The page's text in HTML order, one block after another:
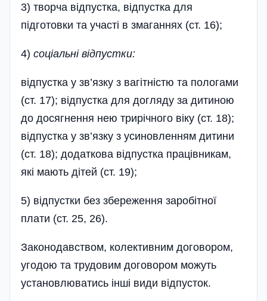
3) творча відпустка, відпустка для
підготовки та участі в змаганнях (ст. 16);
4) соціальні відпустки:
відпустка у зв’язку з вагітністю та пологами
(ст. 17); відпустка для догляду за дитиною
до досягнення нею трирічного віку (ст. 18);
відпустка у зв’язку з усиновленням дитини
(ст. 18); додаткова відпустка працівникам,
які мають дітей (ст. 19);
5) відпустки без збереження заробітної
плати (ст. 25, 26).
Законодавством, колективним договором,
угодою та трудовим договором можуть
установлюватись інші види відпусток.